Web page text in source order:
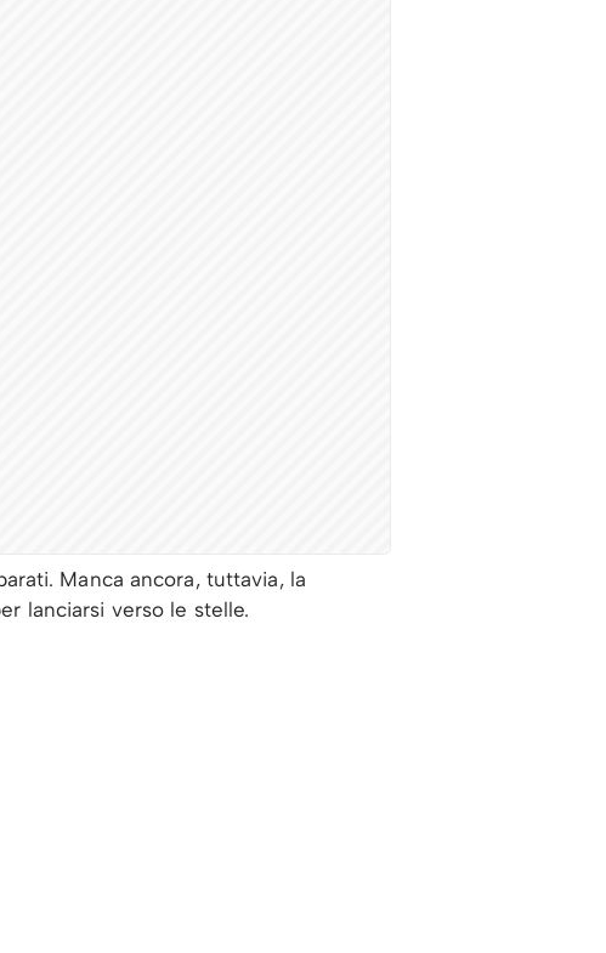
Manca ancora, tuttavia, la
lanciarsi verso le stelle.